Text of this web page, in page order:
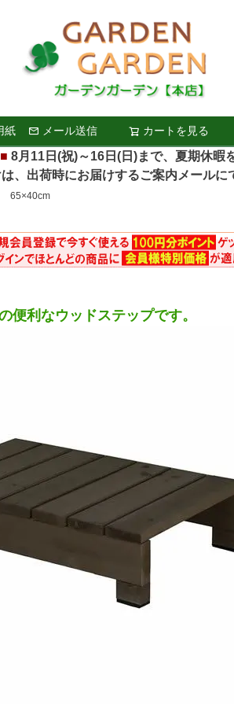
紙 メール送信 カートを見る
検索
8月11日(祝)～16日(日)まで、夏期休暇
荷時にお届けするご案内メールにて
65×40cm
便利なウッドステップです。